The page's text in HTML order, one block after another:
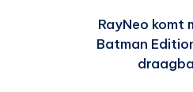
RayNeo komt
Batman